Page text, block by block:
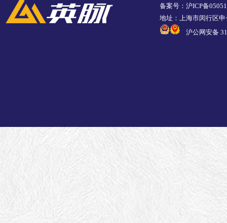
备案号：沪ICP备
地址：上海市闵行区
沪公网安备